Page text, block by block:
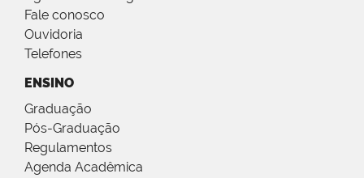
Fale conosco
Ouvidoria
Telefones
ENSINO
Graduação
Pós-Graduação
Regulamentos
Agenda Acadêmica